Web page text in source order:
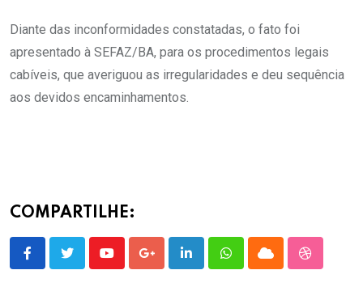
Diante das inconformidades constatadas, o fato foi
apresentado à SEFAZ/BA, para os procedimentos legais
cabíveis, que averiguou as irregularidades e deu sequência
aos devidos encaminhamentos.
COMPARTILHE:
YoutubeGoogle+LinkedInWhatsappCloud